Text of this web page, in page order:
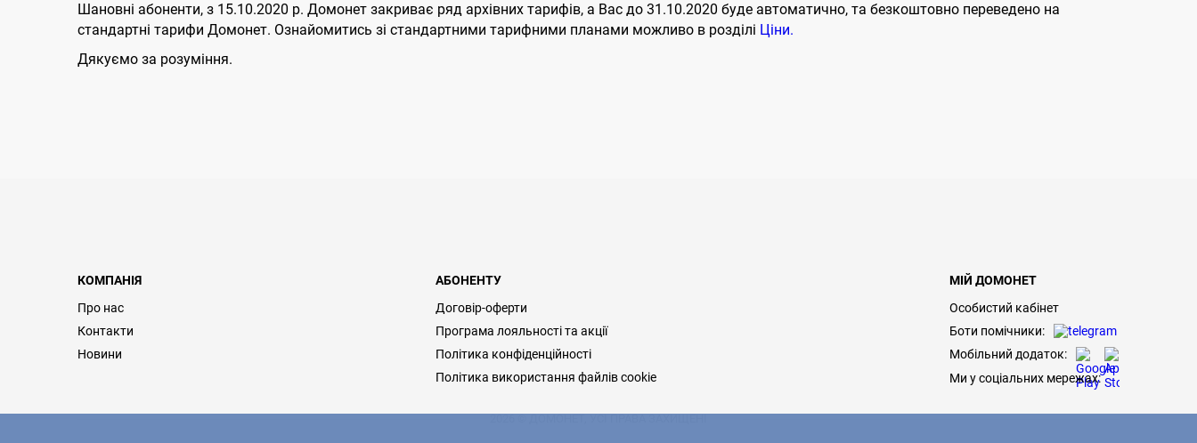
Шановні абоненти, з 15.10.2020 р. Домонет закриває ряд архівних тарифів, а Вас до 31.10.2020 буде автоматично, та безкоштовно переведено на
стандартні тарифи Домонет. Ознайомитись зі стандартними тарифними планами можливо в розділі Ціни.
Дякуємо за розуміння.
КОМПАНІЯ
Про нас
Контакти
Новини
АБОНЕНТУ
Договір-оферти
Програма лояльності та акції
Політика конфіденційності
Політика використання файлів cookie
МІЙ ДОМОНЕТ
Особистий кабінет
Боти помічники:
Мобільний додаток:
Ми у соціальних мережах: